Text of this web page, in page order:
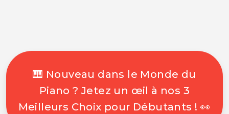
🎹 Nouveau dans le Monde du
Piano ? Jetez un œil à nos 3
Meilleurs Choix pour Débutants ! 👀